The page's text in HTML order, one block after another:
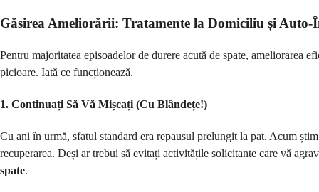
Găsirea Ameliorării: Tratamente la Domiciliu și
Pentru majoritatea episoadelor de durere acută de spate, ameliorarea
picioare. Iată ce funcționează.
1. Continuați Să Vă Mișcați (Cu Blândețe!)
Cu ani în urmă, sfatul standard era repausul prelungit la pat. Acum
recuperarea. Deși ar trebui să evitați activitățile solicitante care vă
spate.